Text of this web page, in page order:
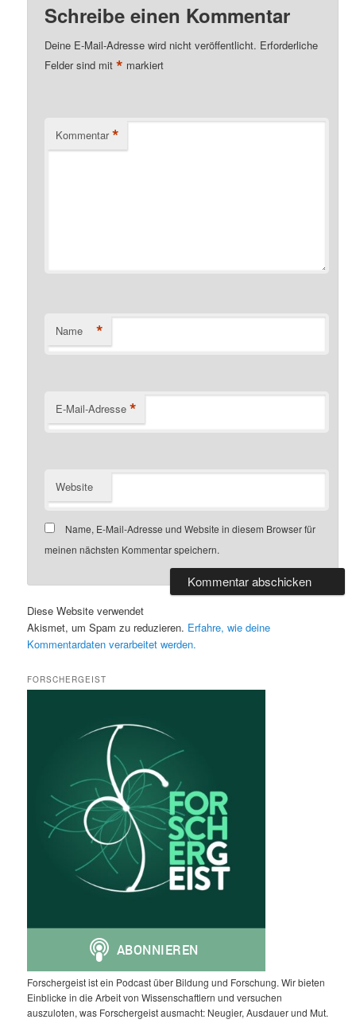
Schreibe einen Kommentar
Deine E-Mail-Adresse wird nicht veröffentlicht. Erforderliche
Felder sind mit* markiert
Kommentar *
Name *
E-Mail-Adresse *
Website
Name, E-Mail-Adresse und Website in diesem Browser für
meinen nächsten Kommentar speichern.
Diese Website verwendet
Akismet, um Spam zu reduzieren. Erfahre, wie deine
Kommentardaten verarbeitet werden.
FORSCHERGEIST
Forschergeist ist ein Podcast über Bildung und Forschung. Wir bieten
Einblicke in die Arbeit von Wissenschaftlern und versuchen
auszuloten, was Forschergeist ausmacht: Neugier, Ausdauer und Mut.